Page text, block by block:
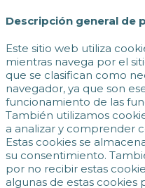
Descripción general de
Este sitio web utiliza
mientras navega por el
que se clasifican como
navegador, ya que son
funcionamiento de las
También utilizamos
a analizar y comprender
Estas cookies se
su consentimiento.
por no recibir estas
algunas de estas